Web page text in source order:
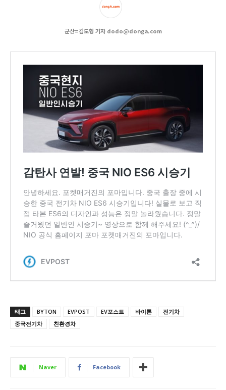
군산=김도형 기자 dodo@donga.com
태그 BYTON EVPOST EV포스트 바이톤
전기차
중국전기차
친환경차
Naver Facebook